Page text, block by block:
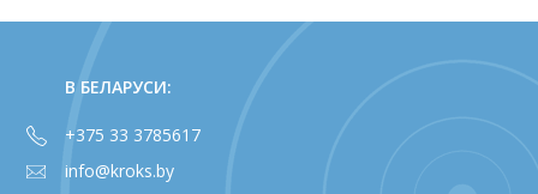
В БЕЛАРУСИ:
+375 33 3785617
info@kroks.by